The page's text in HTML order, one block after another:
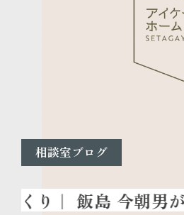
相談室ブログ